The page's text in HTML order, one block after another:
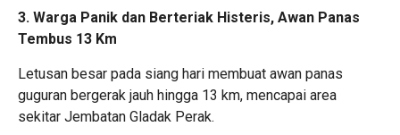
3. Warga Panik dan Berteriak Histeris, Awan Panas
Tembus 13 Km
Letusan besar pada siang hari membuat awan panas
guguran bergerak jauh hingga 13 km, mencapai area
sekitar Jembatan Gladak Perak.